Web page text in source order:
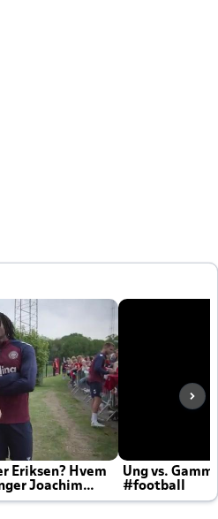
Eriksen? Hvem
Joachim
Ung vs.
#football